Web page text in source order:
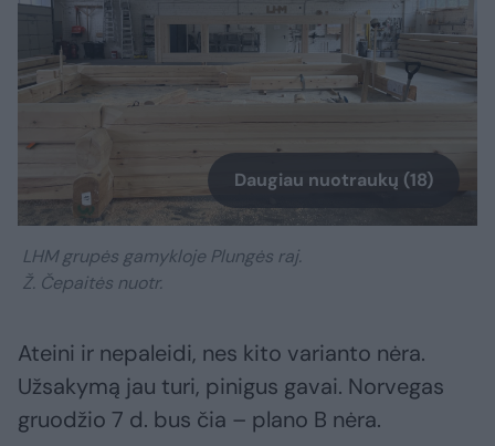
Daugiau nuotraukų (18)
LHM grupės gamykloje Plungės raj.
Ž. Čepaitės nuotr.
Ateini ir nepaleidi, nes kito varianto nėra.
Užsakymą jau turi, pinigus gavai. Norvegas
gruodžio 7 d. bus čia – plano B nėra.